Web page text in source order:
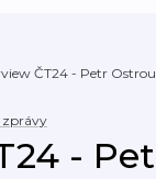
ČT24 - Petr
zprávy
-